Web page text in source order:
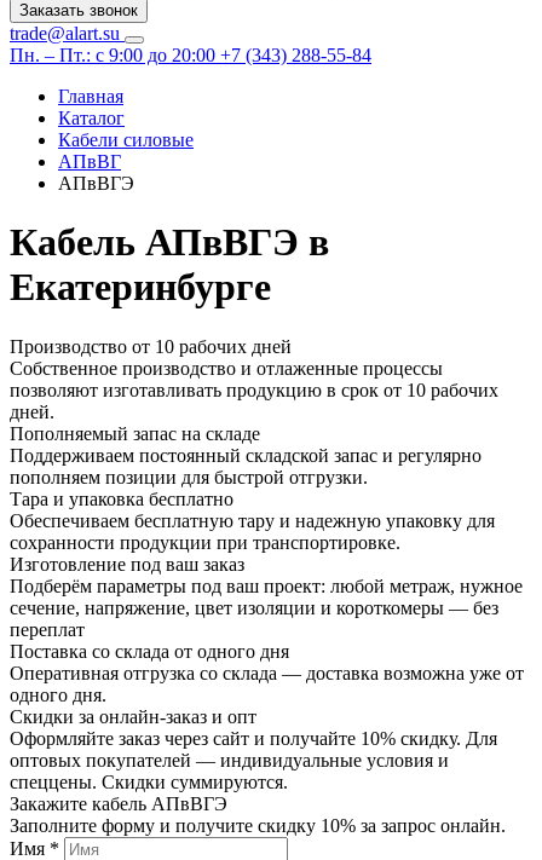
Заказать звонок
trade@alart.su
Пн. – Пт.: с 9:00 до 20:00 +7 (343) 288-55-84
Главная
Каталог
Кабели силовые
АПвВГ
АПвВГЭ
Кабель АПвВГЭ в
Екатеринбурге
Производство от 10 рабочих дней
Собственное производство и отлаженные процессы
позволяют изготавливать продукцию в срок от 10 рабочих
дней.
Пополняемый запас на складе
Поддерживаем постоянный складской запас и регулярно
пополняем позиции для быстрой отгрузки.
Тара и упаковка бесплатно
Обеспечиваем бесплатную тару и надежную упаковку для
сохранности продукции при транспортировке.
Изготовление под ваш заказ
Подберём параметры под ваш проект: любой метраж, нужное
сечение, напряжение, цвет изоляции и короткомеры — без
переплат
Поставка со склада от одного дня
Оперативная отгрузка со склада — доставка возможна уже от
одного дня.
Скидки за онлайн-заказ и опт
Оформляйте заказ через сайт и получайте 10% скидку. Для
оптовых покупателей — индивидуальные условия и
спеццены. Скидки суммируются.
Закажите кабель АПвВГЭ
Заполните форму и получите скидку 10% за запрос онлайн.
Имя *